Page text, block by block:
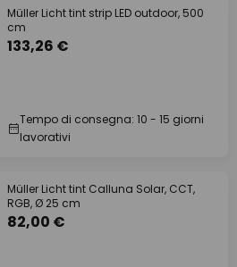
Müller Licht tint strip LED outdoor, 500
cm
133,26 €
Tempo di consegna: 10 - 15 giorni
lavorativi
Müller Licht tint Calluna Solar, CCT,
RGB, Ø 25 cm
82,00 €